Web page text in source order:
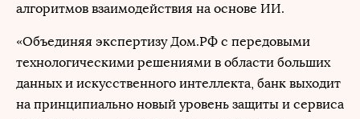
алгоритмов взаимодействия на основе ИИ.
«Объединяя экспертизу Дом.РФ с передовыми
технологическими решениями в области больших
данных и искусственного интеллекта, банк выходит
на принципиально новый уровень защиты и сервиса